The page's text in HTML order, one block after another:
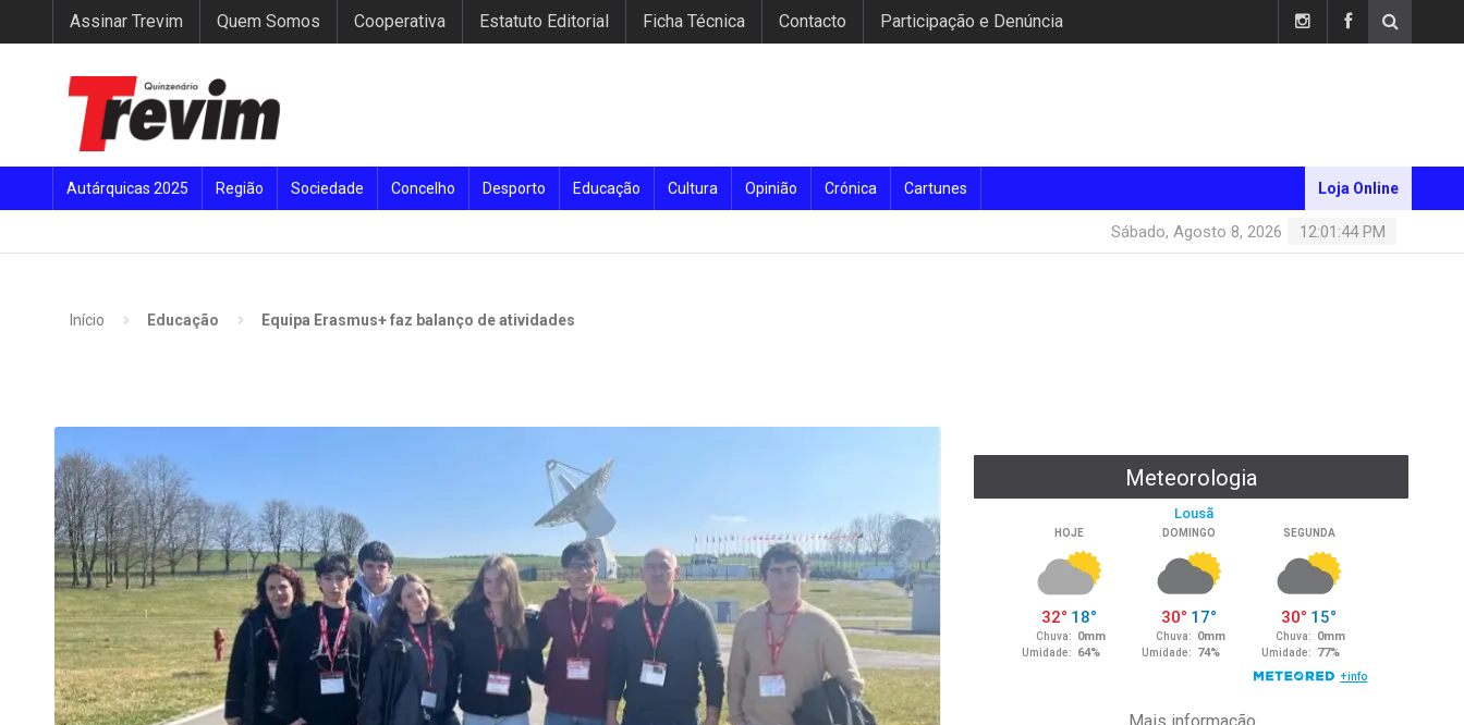
Assinar Trevim Quem Somos Cooperativa Estatuto Editorial Ficha Técnica Contacto Participação e Denúncia
Autárquicas 2025 Região Sociedade Concelho Desporto Educação Cultura Opinião Crónica Cartunes Loja Online
12:01:45 PM
Sábado, Agosto 8, 2026
Início Educação Equipa Erasmus+ faz balanço de atividades
Meteorologia